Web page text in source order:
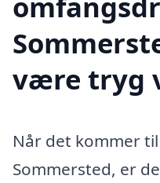
være tryg
Når det kommer
Sommersted, er